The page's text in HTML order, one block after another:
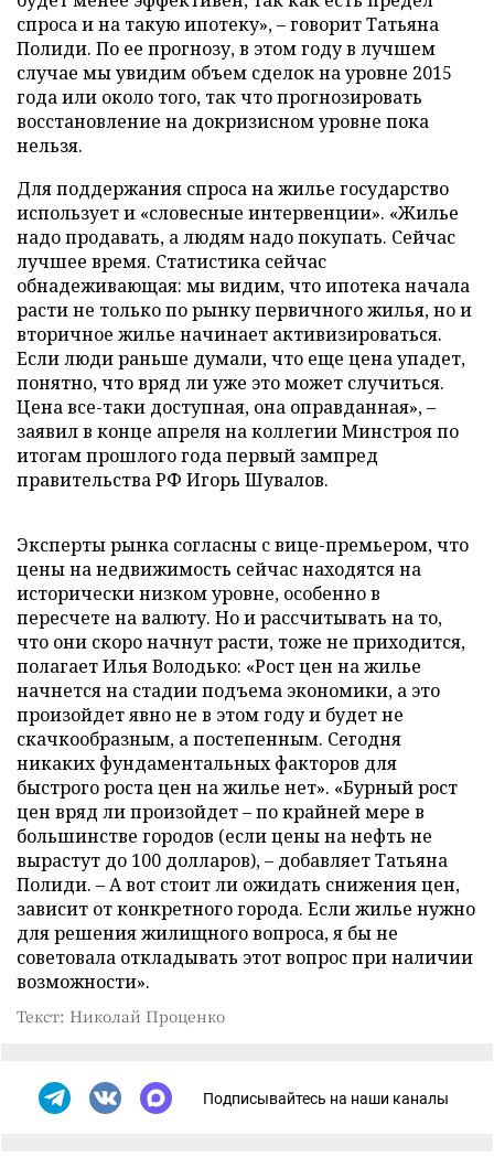
спроса и на такую ипотеку», – говорит Татьяна
Полиди. По ее прогнозу, в этом году в лучшем
случае мы увидим объем сделок на уровне 2015
года или около того, так что прогнозировать
восстановление на докризисном уровне пока
нельзя.
Для поддержания спроса на жилье государство
использует и «словесные интервенции». «Жилье
надо продавать, а людям надо покупать. Сейчас
лучшее время. Статистика сейчас
обнадеживающая: мы видим, что ипотека начала
расти не только по рынку первичного жилья, но и
вторичное жилье начинает активизироваться.
Если люди раньше думали, что еще цена упадет,
понятно, что вряд ли уже это может случиться.
Цена все-таки доступная, она оправданная», –
заявил в конце апреля на коллегии Минстроя по
итогам прошлого года первый зампред
правительства РФ Игорь Шувалов.
Эксперты рынка согласны с вице-премьером, что
цены на недвижимость сейчас находятся на
исторически низком уровне, особенно в
пересчете на валюту. Но и рассчитывать на то,
что они скоро начнут расти, тоже не приходится,
полагает Илья Володько: «Рост цен на жилье
начнется на стадии подъема экономики, а это
произойдет явно не в этом году и будет не
скачкообразным, а постепенным. Сегодня
никаких фундаментальных факторов для
быстрого роста цен на жилье нет». «Бурный рост
цен вряд ли произойдет – по крайней мере в
большинстве городов (если цены на нефть не
вырастут до 100 долларов), – добавляет Татьяна
Полиди. – А вот стоит ли ожидать снижения цен,
зависит от конкретного города. Если жилье нужно
для решения жилищного вопроса, я бы не
советовала откладывать этот вопрос при наличии
возможности».
Текст: Николай Проценко
Подписывайтесь на наши каналы